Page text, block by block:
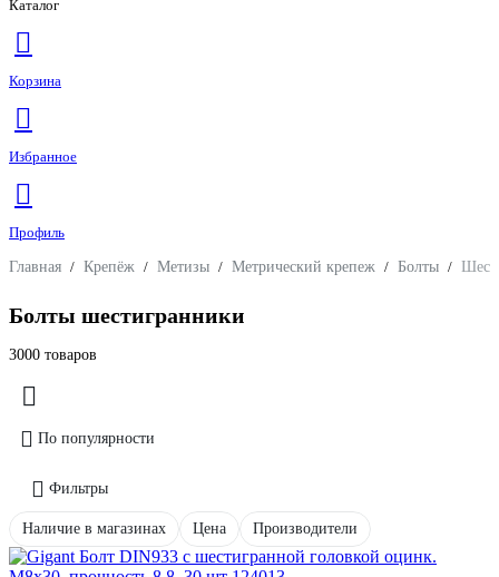
Каталог
Корзина
Избранное
Профиль
Главная / Крепёж / Метизы / Метрический крепеж / Болты /
Болты шестигранники
3000 товаров
По популярности
Фильтры
Наличие в магазинах Цена Производители